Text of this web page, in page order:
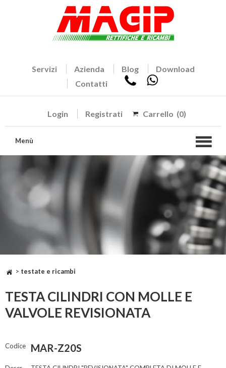
Servizi Azienda Blog
Download
Contatti
Login Registrati Carrello (0)
Menù
> testate e ricambi
TESTA CILINDRI CON MOLLE E
VALVOLE REVISIONATA
Codice MAR-Z20S